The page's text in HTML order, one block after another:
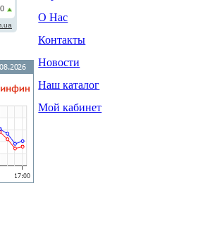
О Нас
Контакты
Новости
Наш каталог
Мой кабинет